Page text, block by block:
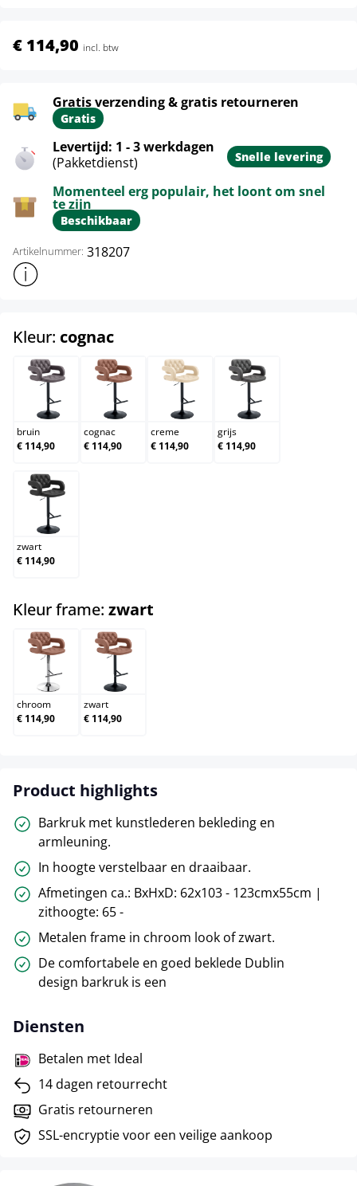
€ 114,90 incl. btw
Gratis verzending & gratis retourneren
Gratis
Levertijd: 1 - 3 werkdagen
(Pakketdienst)
Snelle levering
Momenteel erg populair, het loont om snel
te zijn
Beschikbaar
Artikelnummer: 318207
Toon meer productinformatie
Kleur: cognacselect
bruin
bruin
€ 114,90
cognac
cognac
€ 114,90
creme
creme
€ 114,90
grijs
grijs
€ 114,90
zwart
zwart
€ 114,90
Kleur frame: zwart
chroom
chroom
€ 114,90
zwart
zwart
€ 114,90
Product highlights
Barkruk met kunstlederen bekleding en
armleuning.
In hoogte verstelbaar en draaibaar.
Afmetingen ca.: BxHxD: 62x103 - 123cmx55cm |
zithoogte: 65 -
Metalen frame in chroom look of zwart.
De comfortabele en goed beklede Dublin
design barkruk is een
Diensten
Betalen met Ideal
14 dagen retourrecht
Gratis retourneren
SSL-encryptie voor een veilige aankoop